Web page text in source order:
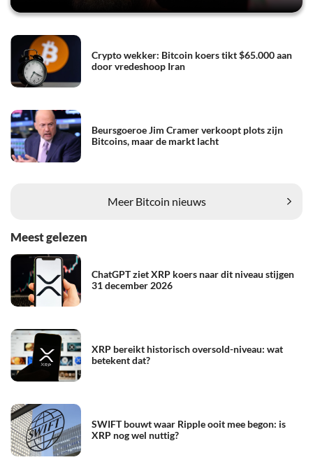
Crypto wekker: Bitcoin koers tikt $65.000 aan
door vredeshoop Iran
Beursgoeroe Jim Cramer verkoopt plots zijn
Bitcoins, maar de markt lacht
Meer Bitcoin nieuws
Meest gelezen
ChatGPT ziet XRP koers naar dit niveau stijgen
31 december 2026
XRP bereikt historisch oversold-niveau: wat
betekent dat?
SWIFT bouwt waar Ripple ooit mee begon: is
XRP nog wel nuttig?